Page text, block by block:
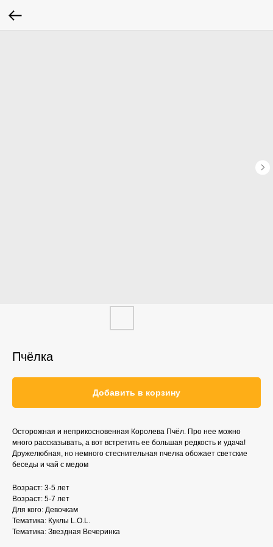
Пчёлка
Добавить в корзину
Осторожная и неприкосновенная Королева Пчёл. Про нее можно
много рассказывать, а вот встретить ее большая редкость и удача!
Дружелюбная, но немного стеснительная пчелка обожает светские
беседы и чай с медом
Возраст: 3-5 лет
Возраст: 5-7 лет
Для кого: Девочкам
Тематика: Куклы L.O.L.
Тематика: Звездная Вечеринка